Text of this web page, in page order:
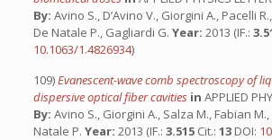
By: Avino S., D’Avino V., Giorgini A., Pacelli
De Natale P., Gagliardi G. Year: 2013 (IF.:
10.1063/1.4826934)
109)Evanescent-wave comb spectroscopy of
dispersive optical fiber cavities in APPLIED
By: Avino S., Giorgini A., Salza M., Fabian
Natale P. Year: 2013 (IF.: 3.515 Cit.: 13 DOI: